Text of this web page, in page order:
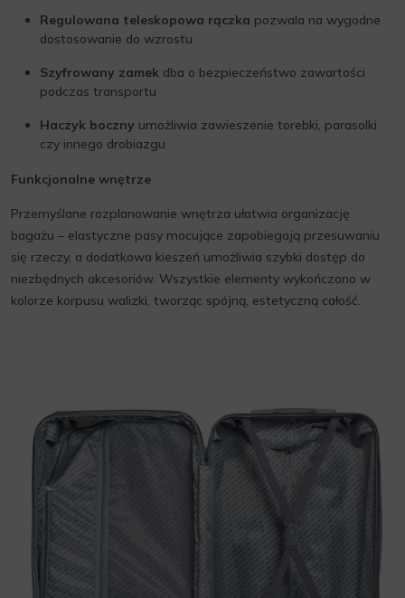
Regulowana teleskopowa rączka pozwala na wygodne
dostosowanie do wzrostu
Szyfrowany zamek dba o bezpieczeństwo zawartości
podczas transportu
Haczyk boczny umożliwia zawieszenie torebki, parasolki
czy innego drobiazgu
Funkcjonalne wnętrze
Przemyślane rozplanowanie wnętrza ułatwia organizację
bagażu – elastyczne pasy mocujące zapobiegają przesuwaniu
się rzeczy, a dodatkowa kieszeń umożliwia szybki dostęp do
niezbędnych akcesoriów. Wszystkie elementy wykończono w
kolorze korpusu walizki, tworząc spójną, estetyczną całość.